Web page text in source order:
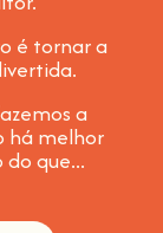
é tornar a
.
a
há melhor
que...